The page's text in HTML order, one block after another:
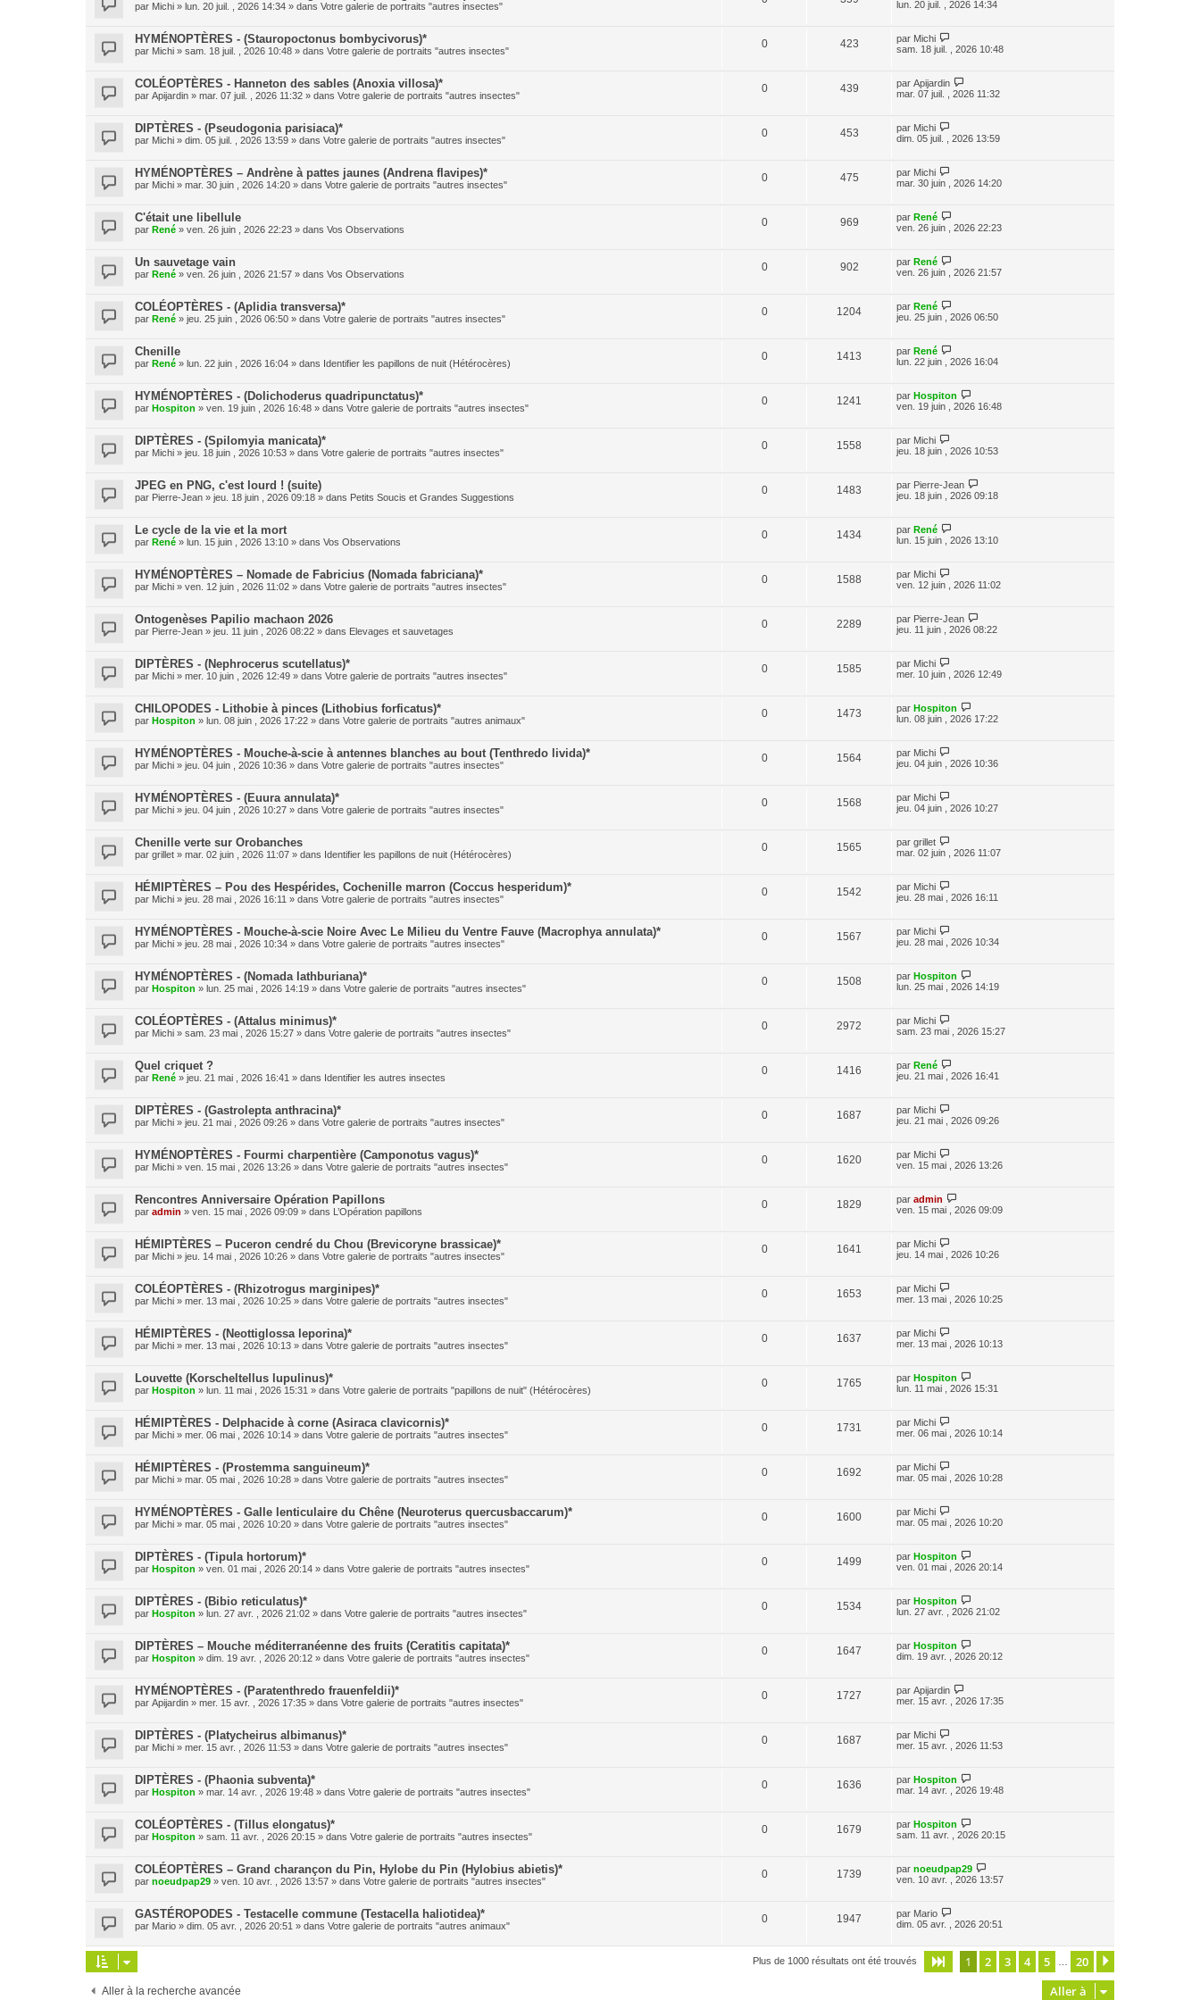
par Michi » lun. 20 juil. , 2026 14:34 » dans Votre galerie de portraits "autres insectes"
lun. 20 juil. , 2026 14:34
HYMÉNOPTÈRES - (Stauropoctonus bombycivorus)*
par Michi » sam. 18 juil. , 2026 10:48 » dans Votre galerie de portraits "autres insectes"
0 423 par Michi
sam. 18 juil. , 2026 10:48
COLÉOPTÈRES - Hanneton des sables (Anoxia villosa)*
par Apijardin » mar. 07 juil. , 2026 11:32 » dans Votre galerie de portraits "autres insectes"
0 439 par Apijardin
mar. 07 juil. , 2026 11:32
DIPTÈRES - (Pseudogonia parisiaca)*
par Michi » dim. 05 juil. , 2026 13:59 » dans Votre galerie de portraits "autres insectes"
0 453 par Michi
dim. 05 juil. , 2026 13:59
HYMÉNOPTÈRES – Andrène à pattes jaunes (Andrena flavipes)*
par Michi » mar. 30 juin , 2026 14:20 » dans Votre galerie de portraits "autres insectes"
0 475 par Michi
mar. 30 juin , 2026 14:20
C'était une libellule
par René » ven. 26 juin , 2026 22:23 » dans Vos Observations
0 969 par René
ven. 26 juin , 2026 22:23
Un sauvetage vain
par René » ven. 26 juin , 2026 21:57 » dans Vos Observations
0 902 par René
ven. 26 juin , 2026 21:57
COLÉOPTÈRES - (Aplidia transversa)*
par René » jeu. 25 juin , 2026 06:50 » dans Votre galerie de portraits "autres insectes"
0 1204 par René
jeu. 25 juin , 2026 06:50
Chenille
par René » lun. 22 juin , 2026 16:04 » dans Identifier les papillons de nuit (Hétérocères)
0 1413 par René
lun. 22 juin , 2026 16:04
HYMÉNOPTÈRES - (Dolichoderus quadripunctatus)*
par Hospiton » ven. 19 juin , 2026 16:48 » dans Votre galerie de portraits "autres insectes"
0 1241 par Hospiton
ven. 19 juin , 2026 16:48
DIPTÈRES - (Spilomyia manicata)*
par Michi » jeu. 18 juin , 2026 10:53 » dans Votre galerie de portraits "autres insectes"
0 1558 par Michi
jeu. 18 juin , 2026 10:53
JPEG en PNG, c'est lourd ! (suite)
par Pierre-Jean » jeu. 18 juin , 2026 09:18 » dans Petits Soucis et Grandes Suggestions
0 1483 par Pierre-Jean
jeu. 18 juin , 2026 09:18
Le cycle de la vie et la mort
par René » lun. 15 juin , 2026 13:10 » dans Vos Observations
0 1434 par René
lun. 15 juin , 2026 13:10
HYMÉNOPTÈRES – Nomade de Fabricius (Nomada fabriciana)*
par Michi » ven. 12 juin , 2026 11:02 » dans Votre galerie de portraits "autres insectes"
0 1588 par Michi
ven. 12 juin , 2026 11:02
Ontogenèses Papilio machaon 2026
par Pierre-Jean » jeu. 11 juin , 2026 08:22 » dans Elevages et sauvetages
0 2289 par Pierre-Jean
jeu. 11 juin , 2026 08:22
DIPTÈRES - (Nephrocerus scutellatus)*
par Michi » mer. 10 juin , 2026 12:49 » dans Votre galerie de portraits "autres insectes"
0 1585 par Michi
mer. 10 juin , 2026 12:49
CHILOPODES - Lithobie à pinces (Lithobius forficatus)*
par Hospiton » lun. 08 juin , 2026 17:22 » dans Votre galerie de portraits "autres animaux"
0 1473 par Hospiton
lun. 08 juin , 2026 17:22
HYMÉNOPTÈRES - Mouche-à-scie à antennes blanches au bout (Tenthredo livida)*
par Michi » jeu. 04 juin , 2026 10:36 » dans Votre galerie de portraits "autres insectes"
0 1564 par Michi
jeu. 04 juin , 2026 10:36
HYMÉNOPTÈRES - (Euura annulata)*
par Michi » jeu. 04 juin , 2026 10:27 » dans Votre galerie de portraits "autres insectes"
0 1568 par Michi
jeu. 04 juin , 2026 10:27
Chenille verte sur Orobanches
par grillet » mar. 02 juin , 2026 11:07 » dans Identifier les papillons de nuit (Hétérocères)
0 1565 par grillet
mar. 02 juin , 2026 11:07
HÉMIPTÈRES – Pou des Hespérides, Cochenille marron (Coccus hesperidum)*
par Michi » jeu. 28 mai , 2026 16:11 » dans Votre galerie de portraits "autres insectes"
0 1542 par Michi
jeu. 28 mai , 2026 16:11
HYMÉNOPTÈRES - Mouche-à-scie Noire Avec Le Milieu du Ventre Fauve (Macrophya annulata)*
par Michi » jeu. 28 mai , 2026 10:34 » dans Votre galerie de portraits "autres insectes"
0 1567 par Michi
jeu. 28 mai , 2026 10:34
HYMÉNOPTÈRES - (Nomada lathburiana)*
par Hospiton » lun. 25 mai , 2026 14:19 » dans Votre galerie de portraits "autres insectes"
0 1508 par Hospiton
lun. 25 mai , 2026 14:19
COLÉOPTÈRES - (Attalus minimus)*
par Michi » sam. 23 mai , 2026 15:27 » dans Votre galerie de portraits "autres insectes"
0 2972 par Michi
sam. 23 mai , 2026 15:27
Quel criquet ?
par René » jeu. 21 mai , 2026 16:41 » dans Identifier les autres insectes
0 1416 par René
jeu. 21 mai , 2026 16:41
DIPTÈRES - (Gastrolepta anthracina)*
par Michi » jeu. 21 mai , 2026 09:26 » dans Votre galerie de portraits "autres insectes"
0 1687 par Michi
jeu. 21 mai , 2026 09:26
HYMÉNOPTÈRES - Fourmi charpentière (Camponotus vagus)*
par Michi » ven. 15 mai , 2026 13:26 » dans Votre galerie de portraits "autres insectes"
0 1620 par Michi
ven. 15 mai , 2026 13:26
Rencontres Anniversaire Opération Papillons
par admin » ven. 15 mai , 2026 09:09 » dans L’Opération papillons
0 1829 par admin
ven. 15 mai , 2026 09:09
HÉMIPTÈRES – Puceron cendré du Chou (Brevicoryne brassicae)*
par Michi » jeu. 14 mai , 2026 10:26 » dans Votre galerie de portraits "autres insectes"
0 1641 par Michi
jeu. 14 mai , 2026 10:26
COLÉOPTÈRES - (Rhizotrogus marginipes)*
par Michi » mer. 13 mai , 2026 10:25 » dans Votre galerie de portraits "autres insectes"
0 1653 par Michi
mer. 13 mai , 2026 10:25
HÉMIPTÈRES - (Neottiglossa leporina)*
par Michi » mer. 13 mai , 2026 10:13 » dans Votre galerie de portraits "autres insectes"
0 1637 par Michi
mer. 13 mai , 2026 10:13
Louvette (Korscheltellus lupulinus)*
par Hospiton » lun. 11 mai , 2026 15:31 » dans Votre galerie de portraits "papillons de nuit" (Hétérocères)
0 1765 par Hospiton
lun. 11 mai , 2026 15:31
HÉMIPTÈRES - Delphacide à corne (Asiraca clavicornis)*
par Michi » mer. 06 mai , 2026 10:14 » dans Votre galerie de portraits "autres insectes"
0 1731 par Michi
mer. 06 mai , 2026 10:14
HÉMIPTÈRES - (Prostemma sanguineum)*
par Michi » mar. 05 mai , 2026 10:28 » dans Votre galerie de portraits "autres insectes"
0 1692 par Michi
mar. 05 mai , 2026 10:28
HYMÉNOPTÈRES - Galle lenticulaire du Chêne (Neuroterus quercusbaccarum)*
par Michi » mar. 05 mai , 2026 10:20 » dans Votre galerie de portraits "autres insectes"
0 1600 par Michi
mar. 05 mai , 2026 10:20
DIPTÈRES - (Tipula hortorum)*
par Hospiton » ven. 01 mai , 2026 20:14 » dans Votre galerie de portraits "autres insectes"
0 1499 par Hospiton
ven. 01 mai , 2026 20:14
DIPTÈRES - (Bibio reticulatus)*
par Hospiton » lun. 27 avr. , 2026 21:02 » dans Votre galerie de portraits "autres insectes"
0 1534 par Hospiton
lun. 27 avr. , 2026 21:02
DIPTÈRES – Mouche méditerranéenne des fruits (Ceratitis capitata)*
par Hospiton » dim. 19 avr. , 2026 20:12 » dans Votre galerie de portraits "autres insectes"
0 1647 par Hospiton
dim. 19 avr. , 2026 20:12
HYMÉNOPTÈRES - (Paratenthredo frauenfeldii)*
par Apijardin » mer. 15 avr. , 2026 17:35 » dans Votre galerie de portraits "autres insectes"
0 1727 par Apijardin
mer. 15 avr. , 2026 17:35
DIPTÈRES - (Platycheirus albimanus)*
par Michi » mer. 15 avr. , 2026 11:53 » dans Votre galerie de portraits "autres insectes"
0 1687 par Michi
mer. 15 avr. , 2026 11:53
DIPTÈRES - (Phaonia subventa)*
par Hospiton » mar. 14 avr. , 2026 19:48 » dans Votre galerie de portraits "autres insectes"
0 1636 par Hospiton
mar. 14 avr. , 2026 19:48
COLÉOPTÈRES - (Tillus elongatus)*
par Hospiton » sam. 11 avr. , 2026 20:15 » dans Votre galerie de portraits "autres insectes"
0 1679 par Hospiton
sam. 11 avr. , 2026 20:15
COLÉOPTÈRES – Grand charançon du Pin, Hylobe du Pin (Hylobius abietis)*
par noeudpap29 » ven. 10 avr. , 2026 13:57 » dans Votre galerie de portraits "autres insectes"
0 1739 par noeudpap29
ven. 10 avr. , 2026 13:57
GASTÉROPODES - Testacelle commune (Testacella haliotidea)*
par Mario » dim. 05 avr. , 2026 20:51 » dans Votre galerie de portraits "autres animaux"
0 1947 par Mario
dim. 05 avr. , 2026 20:51
Plus de 1000 résultats ont été trouvés Page sur20
1 2 3 4 5 20
Aller à la recherche avancée Aller à